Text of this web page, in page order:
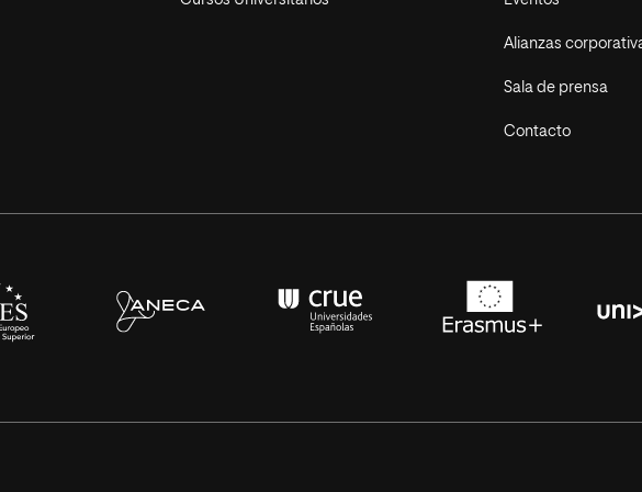
Alianzas
Sala de prensa
Contacto